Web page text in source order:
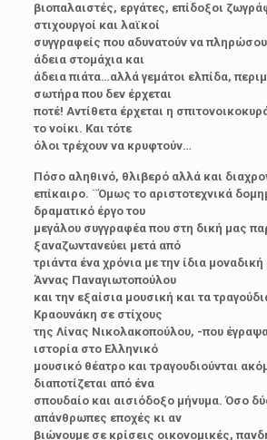
βιοπαλαιστές, εργάτες, επίδοξοι
στιχουργοί και λαϊκοί
συγγραφείς που αδυνατούν να
άδεια στομάχια και
άδεια πιάτα…αλλά γεμάτοι ελπίδα,
σωτήρα που δεν έρχεται
ποτέ! Αντίθετα έρχεται η
το νοίκι. Και τότε
όλοι τρέχουν να κρυφτούν…
Πόσο αληθινό, θλιβερό αλλά και
επίκαιρο. ¨Όμως το αριστοτεχνικά
δραματικό έργο του
μεγάλου συγγραφέα που στη δική μας
ξαναζωντανεύει μετά από
τριάντα ένα χρόνια με την ίδια
Άννας Παναγιωτοπούλου
και την εξαίσια μουσική και τα
Κραουνάκη σε στίχους
της Λίνας Νικολακοπούλου, -που
ιστορία στο Ελληνικό
μουσικό θέατρο και τραγουδιούνται
διαποτίζεται από ένα
σπουδαίο και αισιόδοξο μήνυμα. Όσο
απάνθρωπες εποχές κι αν
βιώνουμε σε κρίσεις οικονομικές,